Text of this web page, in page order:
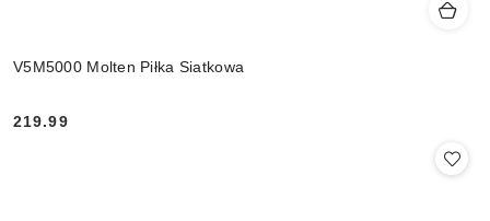
V5M5000 Molten Piłka Siatkowa
Cena:
219.99